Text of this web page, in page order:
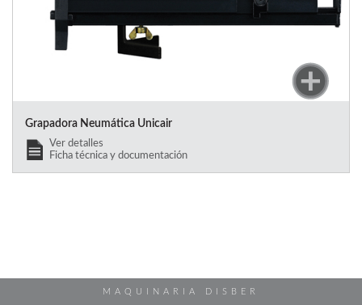
Grapadora Neumática Unicair
Ver detalles
Ficha técnica y documentación
MAQUINARIA DISBER